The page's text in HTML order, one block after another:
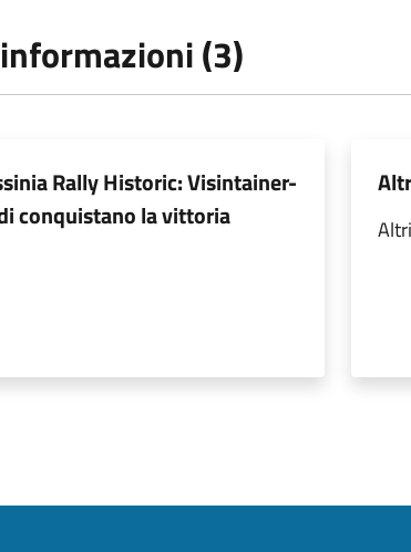
(3)
Rally Historic: Visintainer-
conquistano la vittoria